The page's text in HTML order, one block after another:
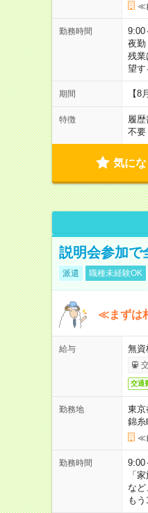
≪
勤務時間
9:00
夜勤
残業
望す
期間 【
特徴 履
不要
気にな
説明会参加で
派遣 職種未経験OK
≪まずは
給与 無
交通
勤務地
東京
錦糸
≪
勤務時間
9:00
「
な
も